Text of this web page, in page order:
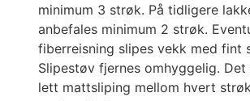
minimum 3 strøk. På tidligere
anbefales minimum 2 strøk.
fiberreisning slipes vekk med fint
Slipestøv fjernes omhyggelig. Det
lett mattsliping mellom hvert